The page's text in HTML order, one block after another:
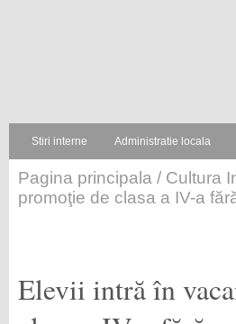
Stiri interne Administratie locala
Pagina principala / Cultura
promoţie de clasa a IV-a
Elevii intră în